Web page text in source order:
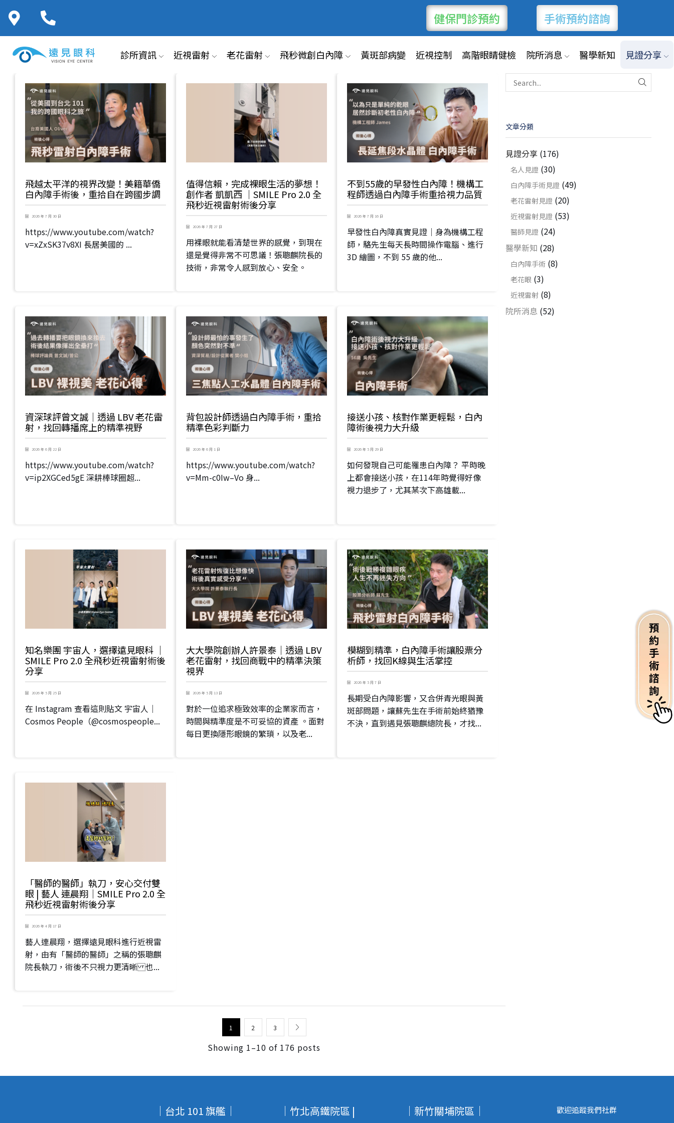
健保門診預約 手術預約諮詢
診所資訊 近視雷射 老花雷射 飛秒微創白內障 黃斑部病變 近視控制 高階眼睛健檢 院所消息 醫學新知 見證分享
飛越太平洋的視界改變！美籍華僑
白內障手術後，重拾自在跨國步調
2026 年 7 月 30 日
https://www.youtube.com/watch?
v=xZxSK37v8XI 長居美國的 ...
值得信賴，完成裸眼生活的夢想！
創作者 凱凱西 ｜SMILE Pro 2.0 全
飛秒近視雷射術後分享
2026 年 7 月 27 日
用裸眼就能看清楚世界的感覺，到現在
還是覺得非常不可思議！張聰麒院長的
技術，非常令人感到放心、安全。
不到55歲的早發性白內障！機構工
程師透過白內障手術重拾視力品質
2026 年 7 月 16 日
早發性白內障真實見證｜身為機構工程
師，駱先生每天長時間操作電腦、進行
3D 繪圖，不到 55 歲的他...
資深球評曾文誠｜透過 LBV 老花雷
射，找回轉播席上的精準視野
2026 年 6 月 22 日
https://www.youtube.com/watch?
v=ip2XGCed5gE 深耕棒球圈超...
背包設計師透過白內障手術，重拾
精準色彩判斷力
2026 年 6 月 1 日
https://www.youtube.com/watch?
v=Mm-c0Iw–Vo 身...
接送小孩、核對作業更輕鬆，白內
障術後視力大升級
2026 年 5 月 29 日
如何發現自己可能罹患白內障？ 平時晚
上都會接送小孩，在114年時覺得好像
視力退步了，尤其某次下高雄載...
知名樂團 宇宙人，選擇遠見眼科 ｜
SMILE Pro 2.0 全飛秒近視雷射術後
分享
2026 年 5 月 25 日
在 Instagram 查看這則貼文 宇宙人｜
Cosmos People（@cosmospeople...
大大學院創辦人許景泰｜透過 LBV
老花雷射，找回商戰中的精準決策
視界
2026 年 5 月 13 日
對於一位追求極致效率的企業家而言，
時間與精準度是不可妥協的資產 。面對
每日更換隱形眼鏡的繁瑣，以及老...
模糊到精準，白內障手術讓股票分
析師，找回K線與生活掌控
2026 年 5 月 7 日
長期受白內障影響，又合併青光眼與黃
斑部問題，讓蘇先生在手術前始終猶豫
不決，直到遇見張聰麒總院長，才找...
「醫師的醫師」執刀，安心交付雙
眼 | 藝人 連晨翔｜SMILE Pro 2.0 全
飛秒近視雷射術後分享
2026 年 4 月 17 日
藝人連晨翔，選擇遠見眼科進行近視雷
射，由有「醫師的醫師」之稱的張聰麒
院長執刀，術後不只視力更清晰 也...
Showing 1–10 of 176 posts
1 2 3
文章分類
見證分享 (176)
名人見證 (30)
白內障手術見證 (49)
老花雷射見證 (20)
近視雷射見證 (53)
醫師見證 (24)
醫學新知 (28)
白內障手術 (8)
老花眼 (3)
近視雷射 (8)
院所消息 (52)
｜台北 101 旗艦｜ ｜竹北高鐵院區 | ｜新竹關埔院區｜ 歡迎追蹤我們社群